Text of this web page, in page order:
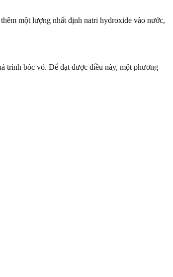
một lượng nhất định natri hydroxide vào nước,
trình bóc vỏ. Để đạt được điều này, một phương